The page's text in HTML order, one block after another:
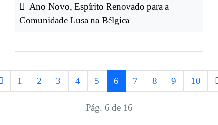
Ano Novo, Espírito Renovado para a
Comunidade Lusa na Bélgica
1 2 3 4 5 6 7 8 9 10
Pág. 6 de 16